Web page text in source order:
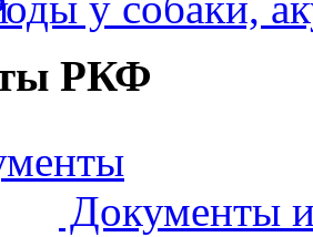
РКФ
Документы